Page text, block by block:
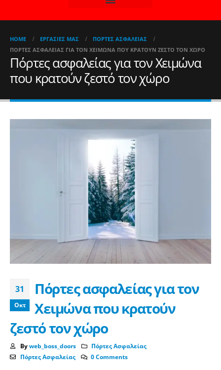
HOME ΕΡΓΑΣΊΕΣ ΜΑΣ
ΠΌΡΤΕΣ ΑΣΦΑΛΕΊΑΣ
ΠΌΡΤΕΣ ΑΣΦΑΛΕΊΑΣ ΓΙΑ ΤΟΝ ΧΕΙΜΏΝΑ ΠΟΥ ΚΡΑΤΟΎΝ ΖΕΣΤΌ ΤΟΝ ΧΏΡΟ
Πόρτες ασφαλείας για τον Χειμώνα
που κρατούν ζεστό τον χώρο
31
Οκτ
Πόρτες ασφαλείας για τον
Χειμώνα που κρατούν
ζεστό τον χώρο
By web_boss_doors
Πόρτες Ασφαλείας
Πόρτες Ασφαλείας
0 Comments